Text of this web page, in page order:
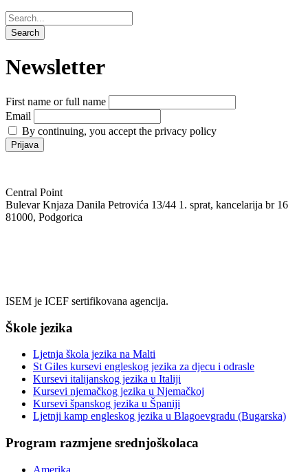
Newsletter
First name or full name
Email
By continuing, you accept the privacy policy
Central Point
Bulevar Knjaza Danila Petrovića 13/44 1. sprat, kancelarija br 16
81000, Podgorica
ISEM je ICEF sertifikovana agencija.
Škole jezika
Ljetnja škola jezika na Malti
St Giles kursevi engleskog jezika za djecu i odrasle
Kursevi italijanskog jezika u Italiji
Kursevi njemačkog jezika u Njemačkoj
Kursevi španskog jezika u Španiji
Ljetnji kamp engleskog jezika u Blagoevgradu (Bugarska)
Program razmjene srednjoškolaca
Amerika